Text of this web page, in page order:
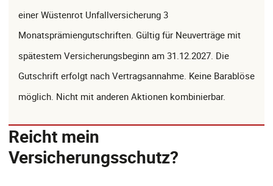
einer Wüstenrot Unfallversicherung 3
Monatsprämiengutschriften. Gültig für Neuverträge mit
spätestem Versicherungsbeginn am 31.12.2027. Die
Gutschrift erfolgt nach Vertragsannahme. Keine Barablöse
möglich. Nicht mit anderen Aktionen kombinierbar.
Reicht mein
Versicherungsschutz?